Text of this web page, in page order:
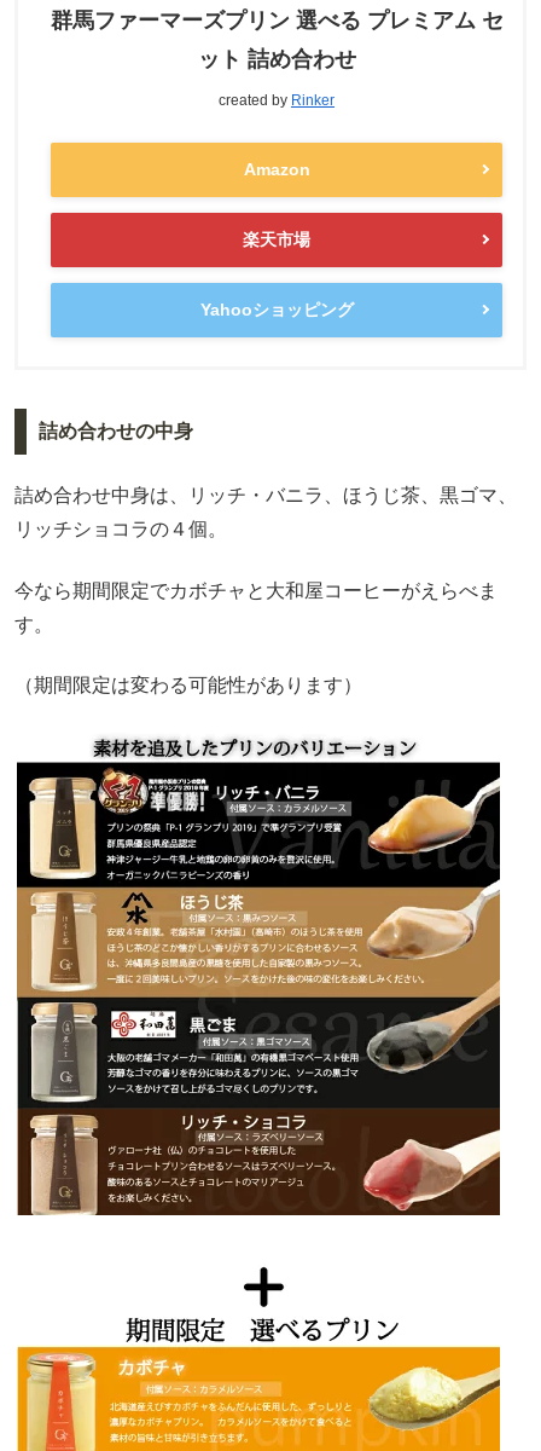
群馬ファーマーズプリン 選べる プレミアム セ
ット 詰め合わせ
created by Rinker
Amazon
楽天市場
Yahooショッピング
詰め合わせの中身
詰め合わせ中身は、リッチ・バニラ、ほうじ茶、黒ゴマ、
リッチショコラの４個。
今なら期間限定でカボチャと大和屋コーヒーがえらべま
す。
（期間限定は変わる可能性があります）